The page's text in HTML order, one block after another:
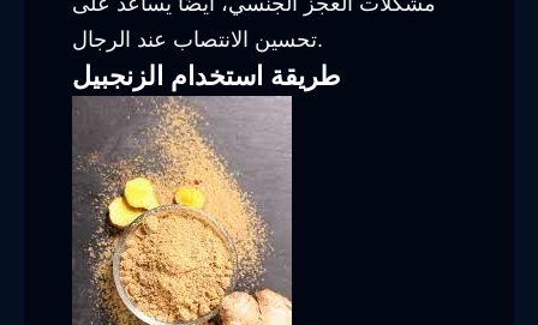
تحسين الانتصاب عند الرجال.
طريقة استخدام الزنجبيل